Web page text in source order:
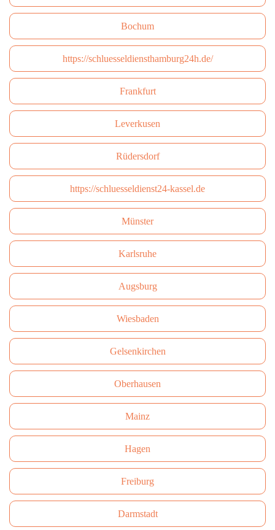
Bochum
https://schluesseldiensthamburg24h.de/
Frankfurt
Leverkusen
Rüdersdorf
https://schluesseldienst24-kassel.de
Münster
Karlsruhe
Augsburg
Wiesbaden
Gelsenkirchen
Oberhausen
Mainz
Hagen
Freiburg
Darmstadt